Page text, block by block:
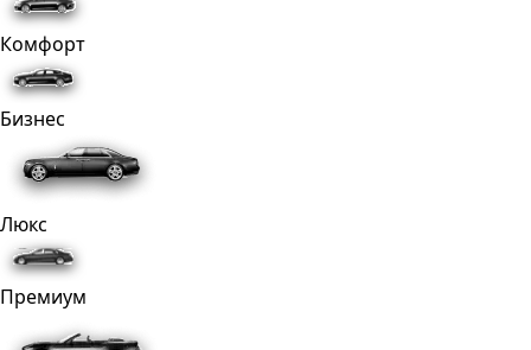
Комфорт
Бизнес
Люкс
Премиум